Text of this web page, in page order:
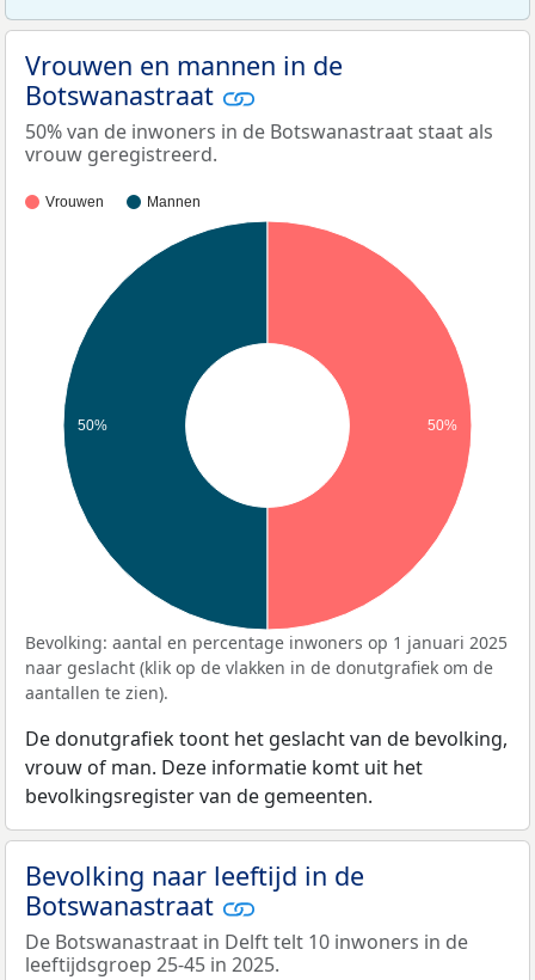
Vrouwen en mannen in de
Botswanastraat
50% van de inwoners in de Botswanastraat staat als
vrouw geregistreerd.
Vrouwen Mannen
50% 50%
Bevolking: aantal en percentage inwoners op 1 januari 2025
naar geslacht (klik op de vlakken in de donutgrafiek om de
aantallen te zien).
De donutgrafiek toont het geslacht van de bevolking,
vrouw of man. Deze informatie komt uit het
bevolkingsregister van de gemeenten.
Bevolking naar leeftijd in de
Botswanastraat
De Botswanastraat in Delft telt 10 inwoners in de
leeftijdsgroep 25-45 in 2025.